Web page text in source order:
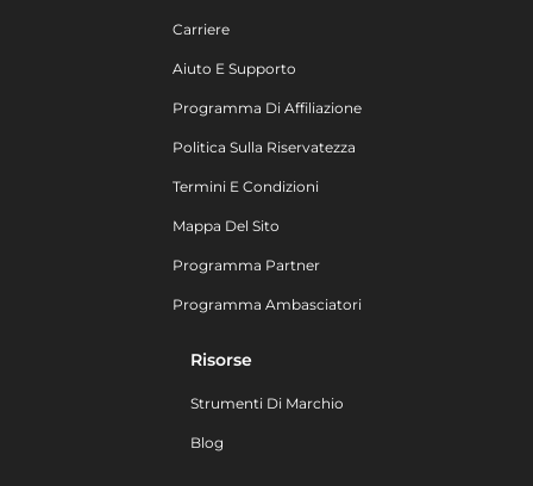
Carriere
Aiuto E Supporto
Programma Di Affiliazione
Politica Sulla Riservatezza
Termini E Condizioni
Mappa Del Sito
Programma Partner
Programma Ambasciatori
Risorse
Strumenti Di Marchio
Blog